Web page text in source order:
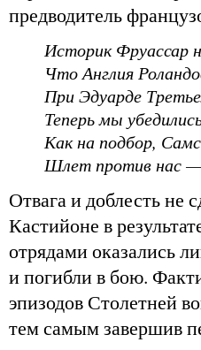
предводитель
Историк Фруассар
Что Англия
При Эдуарде
Теперь мы
Как на подбор,
Шлет против нас
Отвага и доблесть не
Кастийоне в
отрядами оказались
и погибли в бою.
эпизодов Столетней
тем самым завершив